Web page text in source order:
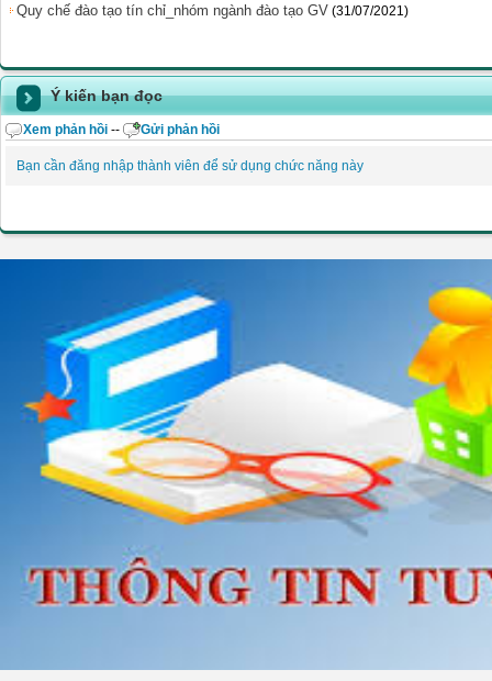
Quy chế đào tạo tín chỉ_nhóm ngành đào tạo GV (31/07/2021)
Ý kiến bạn đọc
Xem phản hồi -- Gửi phản hồi
Bạn cần đăng nhập thành viên để sử dụng chức năng này